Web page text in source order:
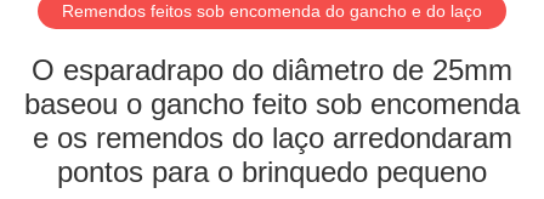
VISITA
FÁBRICA
CONTROLE
Remendos feitos sob encomenda do gancho e do laço
O esparadrapo do diâmetro de 25mm
baseou o gancho feito sob encomenda
e os remendos do laço arredondaram
pontos para o brinquedo pequeno